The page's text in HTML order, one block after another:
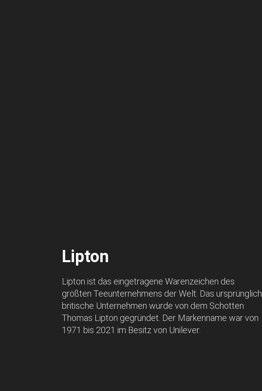
Lipton
Lipton ist das eingetragene Warenzeichen des
größten Teeunternehmens der Welt. Das ursprünglich
britische Unternehmen wurde von dem Schotten
Thomas Lipton gegründet. Der Markenname war von
1971 bis 2021 im Besitz von Unilever.